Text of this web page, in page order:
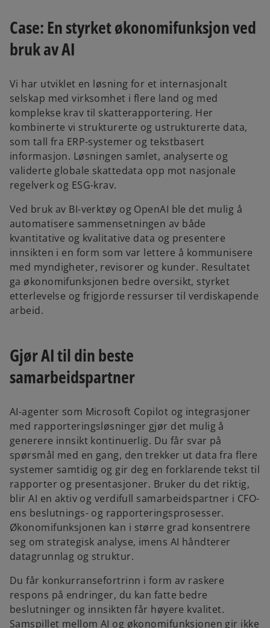
Case: En styrket økonomifunksjon ved
bruk av AI
Vi har utviklet en løsning for et internasjonalt
selskap med virksomhet i flere land og med
komplekse krav til skatterapportering. Her
kombinerte vi strukturerte og ustrukturerte data,
som tall fra ERP-systemer og tekstbasert
informasjon. Løsningen samlet, analyserte og
validerte globale skattedata opp mot nasjonale
regelverk og ESG-krav.
Ved bruk av BI-verktøy og OpenAI ble det mulig å
automatisere sammensetningen av både
kvantitative og kvalitative data og presentere
innsikten i en form som var lettere å kommunisere
med myndigheter, revisorer og kunder. Resultatet
ga økonomifunksjonen bedre oversikt, styrket
etterlevelse og frigjorde ressurser til verdiskapende
arbeid.
Gjør AI til din beste
samarbeidspartner
AI-agenter som Microsoft Copilot og integrasjoner
med rapporteringsløsninger gjør det mulig å
generere innsikt kontinuerlig. Du får svar på
spørsmål med en gang, den trekker ut data fra flere
systemer samtidig og gir deg en forklarende tekst til
rapporter og presentasjoner. Bruker du det riktig,
blir AI en aktiv og verdifull samarbeidspartner i CFO-
ens beslutnings- og rapporteringsprosesser.
Økonomifunksjonen kan i større grad konsentrere
seg om strategisk analyse, imens AI håndterer
datagrunnlag og struktur.
Du får konkurransefortrinn i form av raskere
respons på endringer, du kan fatte bedre
beslutninger og innsikten får høyere kvalitet.
Samspillet mellom AI og økonomifunksjonen gir ikke